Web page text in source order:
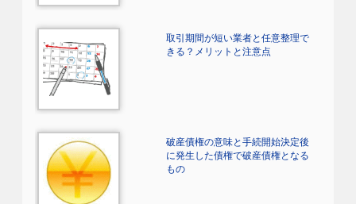
取引期間が短い業者と任意整理で
きる？メリットと注意点
破産債権の意味と手続開始決定後
に発生した債権で破産債権となる
もの